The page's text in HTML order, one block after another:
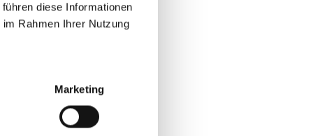
diese Informationen
Rahmen Ihrer Nutzung
Marketing